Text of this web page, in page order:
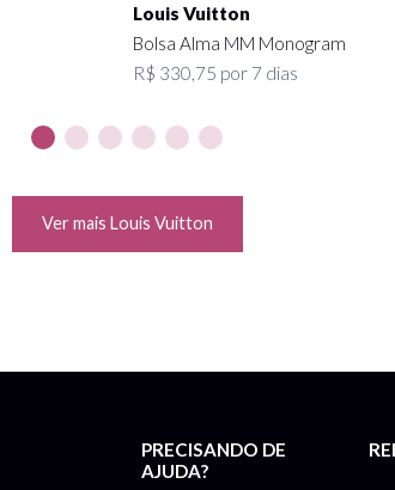
Louis Vuitton
Bolsa Alma MM Monogram
R$ 330,75 por 7 dias
Ver mais Louis Vuitton
PRECISANDO DE
AJUDA?